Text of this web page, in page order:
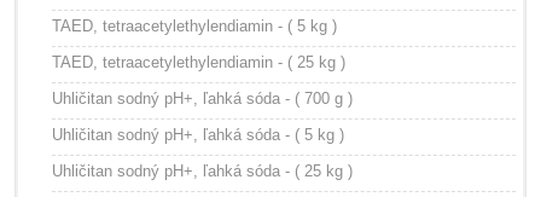
TAED, tetraacetylethylendiamin - ( 5 kg )
TAED, tetraacetylethylendiamin - ( 25 kg )
Uhličitan sodný pH+, ľahká sóda - ( 700 g )
Uhličitan sodný pH+, ľahká sóda - ( 5 kg )
Uhličitan sodný pH+, ľahká sóda - ( 25 kg )